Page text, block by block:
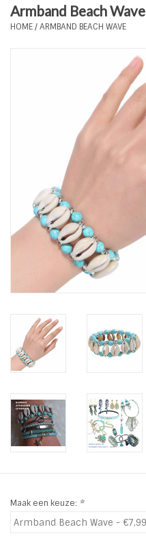
Plus Size Sieraden
Haaraccesoires
Zonnebrillen
Fashion
ON THE BEACH
Charmin*s
Ohlala Jewels
LIFESTYLE PRODUCTEN
INSPIRATIE
SALE
Armband Beach Wave
HOME/ARMBAND BEACH WAVE
Maak een keuze: *